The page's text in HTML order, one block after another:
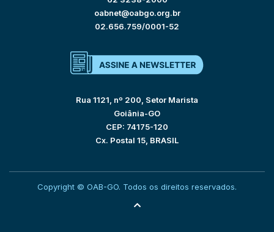
oabnet@oabgo.org.br
02.656.759/0001-52
Rua 1121, nº 200, Setor Marista
Goiânia-GO
CEP: 74175-120
Cx. Postal 15, BRASIL
Copyright © OAB-GO. Todos os direitos reservados.